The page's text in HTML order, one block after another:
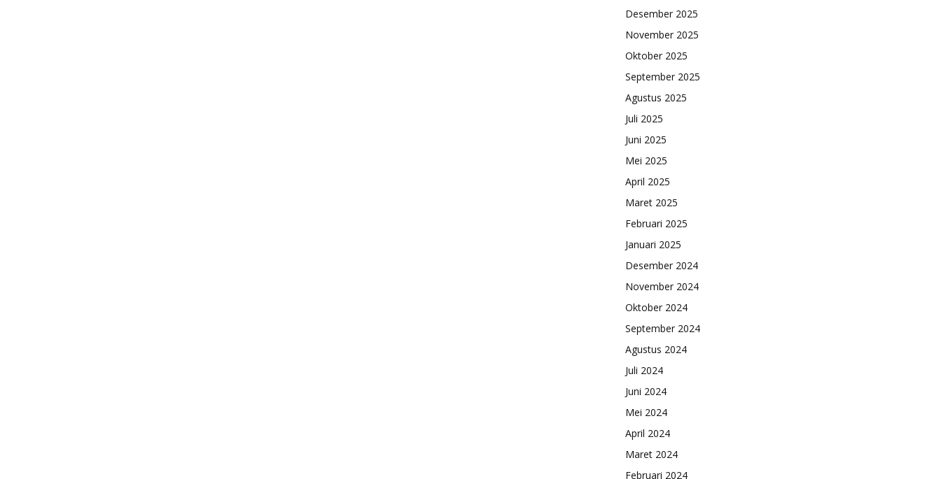
Desember 2025
November 2025
Oktober 2025
September 2025
Agustus 2025
Juli 2025
Juni 2025
Mei 2025
April 2025
Maret 2025
Februari 2025
Januari 2025
Desember 2024
November 2024
Oktober 2024
September 2024
Agustus 2024
Juli 2024
Juni 2024
Mei 2024
April 2024
Maret 2024
Februari 2024